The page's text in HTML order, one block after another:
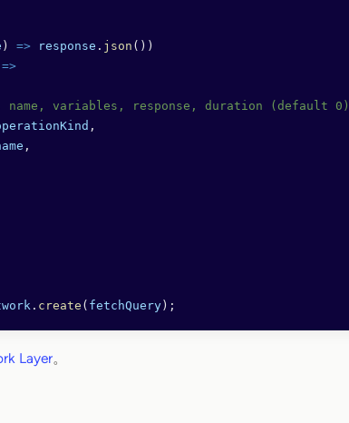
) => response . json ())
=>
name, variables, response, duration (default 0)
,
,
. create ( fetchQuery );
Layer。